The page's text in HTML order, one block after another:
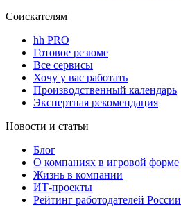
Соискателям
hh PRO
Готовое резюме
Все сервисы
Хочу у вас работать
Производственный календарь
Экспертная рекомендация
Новости и статьи
Блог
О компаниях в игровой форме
Жизнь в компании
ИТ-проекты
Рейтинг работодателей России